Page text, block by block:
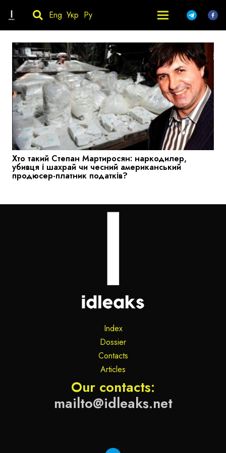
Eng Укр Ру
Хто такий Степан Мартиросян: наркодилер,
убивця і шахрай чи чесний американський
продюсер-платник податків?
Index
Dossier
Contacts
Articles
Our contacts:
mailto@idleaks.net